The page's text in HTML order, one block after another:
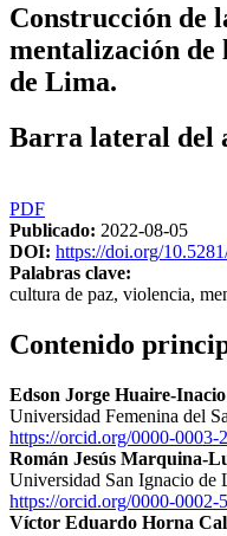
Construcción de
mentalización de
de Lima.
Barra lateral del
PDF
Publicado: 2022-08-05
DOI: https://doi.org/
Palabras clave:
cultura de paz, violencia,
Contenido
Edson Jorge Huaire-Inacio
Universidad Femenina del
https://orcid.org/0000-0003-
Román Jesús Marquina-
Universidad San Ignacio de
https://orcid.org/0000-0002-
Víctor Eduardo Horna